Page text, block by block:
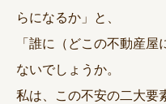
らになるか」と、
「誰に（どこの不動産
ないでしょうか。
私は、この不安の二大